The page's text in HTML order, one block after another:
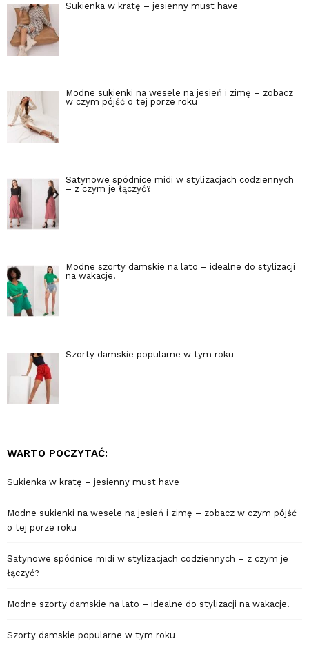
Sukienka w kratę – jesienny must have
Modne sukienki na wesele na jesień i zimę – zobacz
w czym pójść o tej porze roku
Satynowe spódnice midi w stylizacjach codziennych
– z czym je łączyć?
Modne szorty damskie na lato – idealne do stylizacji
na wakacje!
Szorty damskie popularne w tym roku
WARTO POCZYTAĆ:
Sukienka w kratę – jesienny must have
Modne sukienki na wesele na jesień i zimę – zobacz w czym pójść
o tej porze roku
Satynowe spódnice midi w stylizacjach codziennych – z czym je
łączyć?
Modne szorty damskie na lato – idealne do stylizacji na wakacje!
Szorty damskie popularne w tym roku